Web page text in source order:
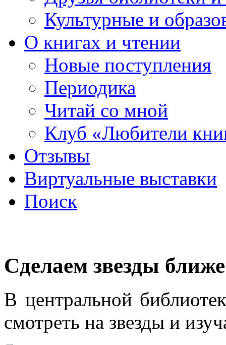
Культурные и
О книгах и чтении
Новые поступления
Периодика
Читай со мной
Клуб «Любители
Отзывы
Виртуальные выставки
Поиск
Сделаем звезды ближе
В центральной
смотреть на звезды и